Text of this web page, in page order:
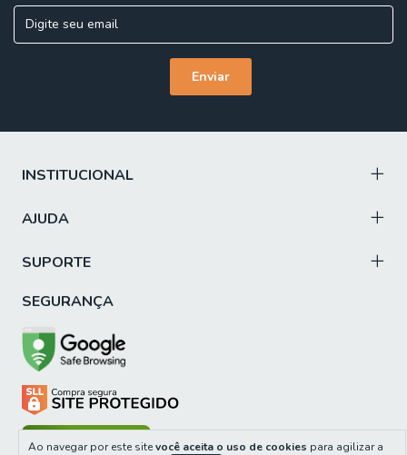
Ao navegar por este sitevocê aceita o uso de cookies para agilizar a
INSTITUCIONAL
AJUDA
SUPORTE
SEGURANÇA
Verificada por